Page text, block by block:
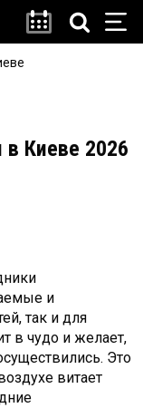
в Киеве 2026
и
так и для
в чудо и желает,
Это
витает